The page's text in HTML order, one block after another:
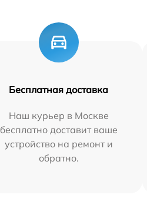
Бесплатная доставка
Наш курьер в Москве
бесплатно доставит ваше
устройство на ремонт и
обратно.